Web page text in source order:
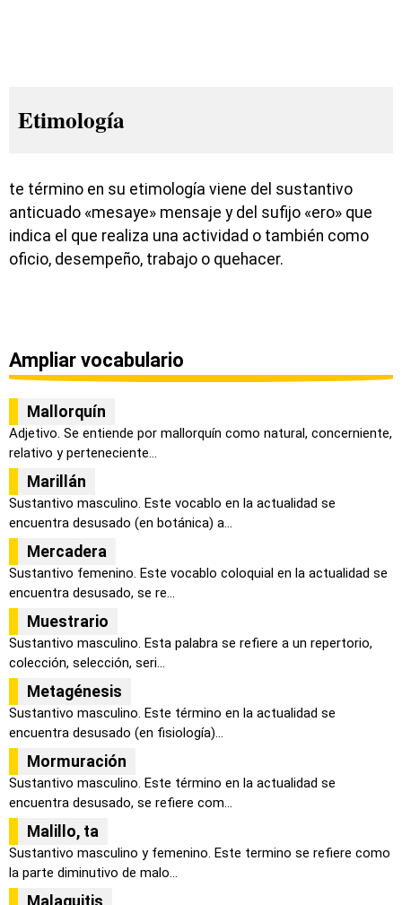
Etimología
te término en su etimología viene del sustantivo
anticuado «mesaye» mensaje y del sufijo «ero» que
indica el que realiza una actividad o también como
oficio, desempeño, trabajo o quehacer.
Ampliar vocabulario
Mallorquín
Adjetivo. Se entiende por mallorquín como natural, concerniente,
relativo y perteneciente...
Marillán
Sustantivo masculino. Este vocablo en la actualidad se
encuentra desusado (en botánica) a...
Mercadera
Sustantivo femenino. Este vocablo coloquial en la actualidad se
encuentra desusado, se re...
Muestrario
Sustantivo masculino. Esta palabra se refiere a un repertorio,
colección, selección, seri...
Metagénesis
Sustantivo masculino. Este término en la actualidad se
encuentra desusado (en fisiología)...
Mormuración
Sustantivo masculino. Este término en la actualidad se
encuentra desusado, se refiere com...
Malillo, ta
Sustantivo masculino y femenino. Este termino se refiere como
la parte diminutivo de malo...